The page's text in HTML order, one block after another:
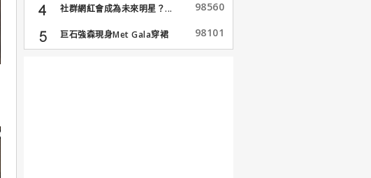
社群網紅會成為未來明星？... 98560
巨石強森現身Met Gala穿裙
子...
98101